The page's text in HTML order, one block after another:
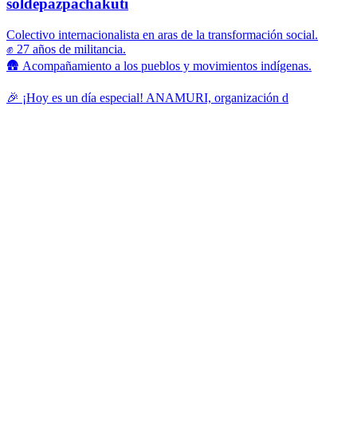
soldepazpachakuti
Colectivo internacionalista en aras de la transformación social.
✊ 27 años de militancia.
🛖 Acompañamiento a los pueblos y movimientos indígenas.
🎉 ¡Hoy es un día especial! ANAMURI, organización d